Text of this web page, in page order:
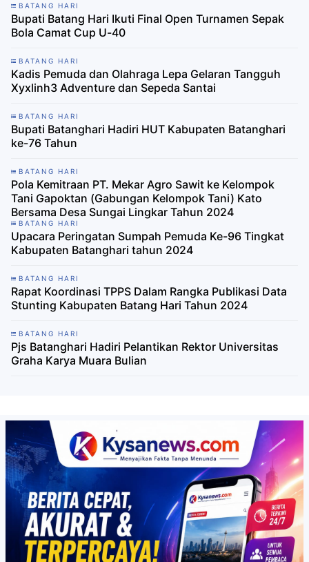
BATANG HARI
Bupati Batang Hari Ikuti Final Open Turnamen Sepak
Bola Camat Cup U-40
BATANG HARI
Kadis Pemuda dan Olahraga Lepa Gelaran Tangguh
Xyxlinh3 Adventure dan Sepeda Santai
BATANG HARI
Bupati Batanghari Hadiri HUT Kabupaten Batanghari
ke-76 Tahun
BATANG HARI
Pola Kemitraan PT. Mekar Agro Sawit ke Kelompok
Tani Gapoktan (Gabungan Kelompok Tani) Kato
Bersama Desa Sungai Lingkar Tahun 2024
BATANG HARI
Upacara Peringatan Sumpah Pemuda Ke-96 Tingkat
Kabupaten Batanghari tahun 2024
BATANG HARI
Rapat Koordinasi TPPS Dalam Rangka Publikasi Data
Stunting Kabupaten Batang Hari Tahun 2024
BATANG HARI
Pjs Batanghari Hadiri Pelantikan Rektor Universitas
Graha Karya Muara Bulian